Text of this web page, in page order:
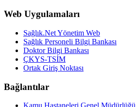
Web Uygulamaları
Sağlık.Net Yönetim Web
Sağlık Personeli Bilgi Bankası
Doktor Bilgi Bankası
ÇKYS-TSİM
Ortak Giriş Noktası
Bağlantılar